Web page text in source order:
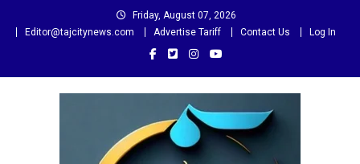
Friday, August 07, 2026
Editor@tajcitynews.com
Advertise Tariff Contact Us Log In